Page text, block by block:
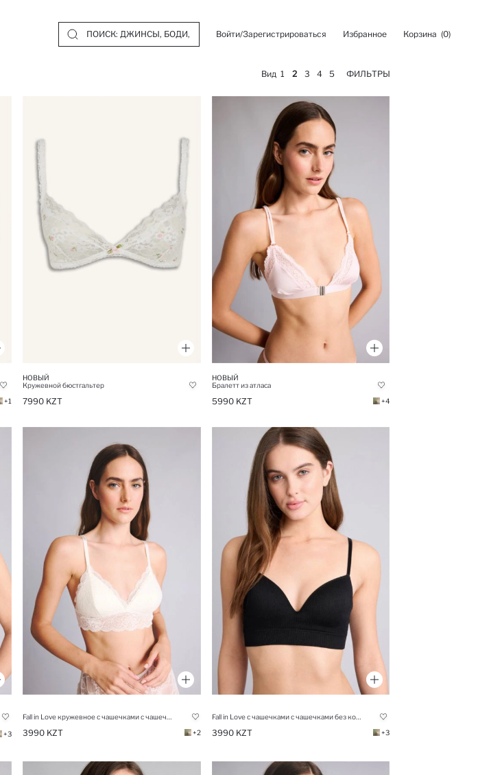
Войти/Зарегистрироваться Избранное Корзина (0)
Вид 1 2 3 4 5 ФИЛЬТРЫ
+1
НОВЫЙ
Кружевной бюстгальтер
7990 KZT
НОВЫЙ
Бралетт из атласа
5990 KZT +4
+3 3990 KZT +2
Fall in Love с чашечками с чашечками без косточек бюстгальтер
3990 KZT +3